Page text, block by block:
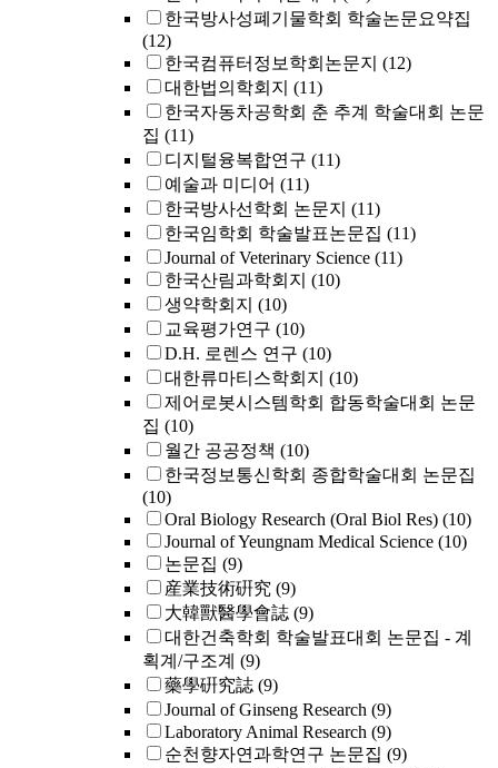
한국방사성폐기물학회 학술논문요약집
(12)
한국컴퓨터정보학회논문지 (12)
대한법의학회지 (11)
한국자동차공학회 춘 추계 학술대회 논문
집 (11)
디지털융복합연구 (11)
예술과 미디어 (11)
한국방사선학회 논문지 (11)
한국임학회 학술발표논문집 (11)
Journal of Veterinary Science (11)
한국산림과학회지 (10)
생약학회지 (10)
교육평가연구 (10)
D.H. 로렌스 연구 (10)
대한류마티스학회지 (10)
제어로봇시스템학회 합동학술대회 논문
집 (10)
월간 공공정책 (10)
한국정보통신학회 종합학술대회 논문집
(10)
Oral Biology Research (Oral Biol Res) (10)
Journal of Yeungnam Medical Science (10)
논문집 (9)
産業技術硏究 (9)
大韓獸醫學會誌 (9)
대한건축학회 학술발표대회 논문집 - 계
획계/구조계 (9)
藥學硏究誌 (9)
Journal of Ginseng Research (9)
Laboratory Animal Research (9)
순천향자연과학연구 논문집 (9)